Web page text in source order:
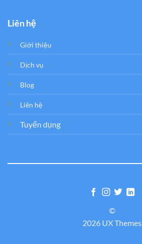
Liên hệ
Giới thiệu
Dịch vụ
Blog
Liên hệ
Tuyển dụng
©
2026 UX Themes